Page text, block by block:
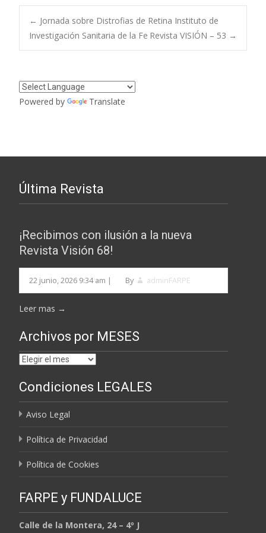
Navegación
entradas
← Jornada sobre Distrofias de Retina Instituto de
Investigación Sanitaria de la Fe Revista VISIÓN – 53 →
Powered by Translate
Última Revista
¡Recibimos con ilusión a la nueva
Revista Visión 68!
22 junio, 2026 9:34 am | By adminFARPE
Leer mas →
Archivos por MESES
Archivos
MESES
Condiciones LEGALES
Aviso Legal
Política de Privacidad
Política de Cookies
FARPE y FUNDALUCE
Calle de la Montera, 24 – 4º J